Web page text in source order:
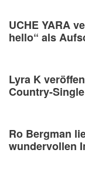
UCHE YARA
hello“ als
Lyra K
Country-
Ro Bergman
wundervollen